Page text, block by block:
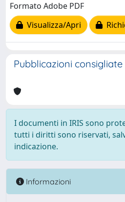
Formato Adobe PDF
Visualizza/Apri
Pubblicazioni consigliate
I documenti in IRIS sono
tutti i diritti sono riservati,
indicazione.
Informazioni